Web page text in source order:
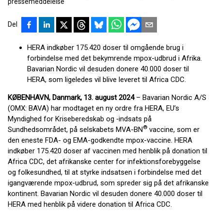
Del
HERA indkøber 175.420 doser til omgående brug i
forbindelse med det bekymrende mpox-udbrud i Afrika.
Bavarian Nordic vil desuden donere 40.000 doser til
HERA, som ligeledes vil blive leveret til Africa CDC.
KØBENHAVN, Danmark, 13. august 2024– Bavarian Nordic A/S
(OMX: BAVA) har modtaget en ny ordre fra HERA, EU’s
Myndighed for Kriseberedskab og ‑indsats på
Sundhedsområdet, på selskabets MVA-BN® vaccine, som er
den eneste FDA- og EMA-godkendte mpox-vaccine. HERA
indkøber 175.420 doser af vaccinen med henblik på donation til
Africa CDC, det afrikanske center for infektionsforebyggelse
og folkesundhed, til at styrke indsatsen i forbindelse med det
igangværende mpox-udbrud, som spreder sig på det afrikanske
kontinent. Bavarian Nordic vil desuden donere 40.000 doser til
HERA med henblik på videre donation til Africa CDC.